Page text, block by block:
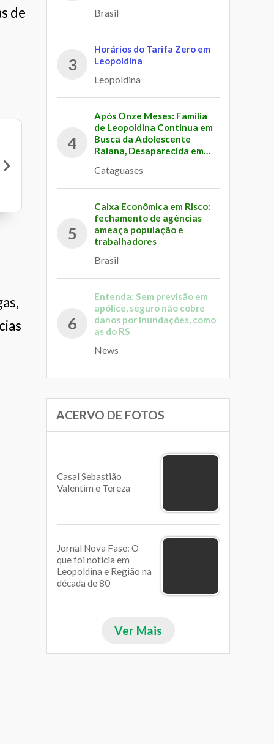
de
Casa Mattos
Brasil
3
Horários do Tarifa Zero em
Leopoldina
Leopoldina
4
Após Onze Meses: Família
de Leopoldina Continua em
Busca da Adolescente
Raiana, Desaparecida em
Cataguases
5
Caixa Econômica em Risco:
fechamento de agências
ameaça população e
trabalhadores
Brasil
6
Entenda: Sem previsão em
apólice, seguro não cobre
danos por inundações, como
as do RS
News
ACERVO DE FOTOS
Casal Sebastião
Valentim e Tereza
Jornal Nova Fase: O
que foi notícia em
Leopoldina e Região na
década de 80
Ver Mais